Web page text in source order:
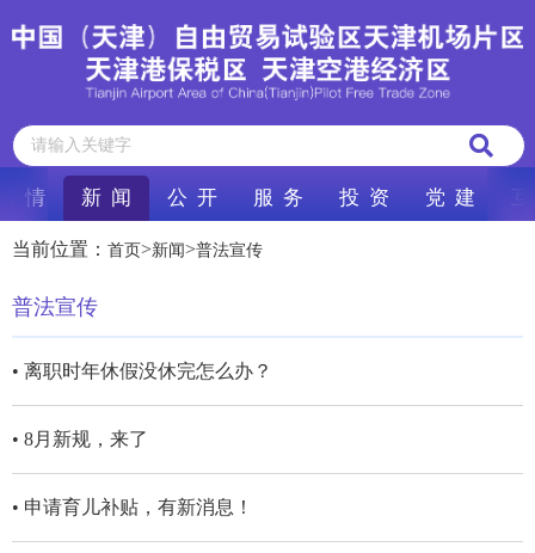
情 新 闻 公 开 服 务 投 资 党 建
当前位置： 首页>新闻>普法宣传
普法宣传
• 离职时年休假没休完怎么办？
• 8月新规，来了
• 申请育儿补贴，有新消息！